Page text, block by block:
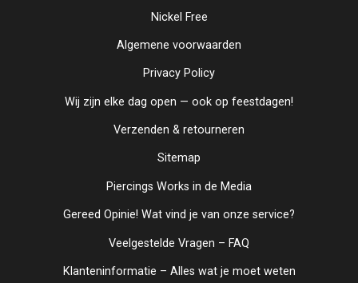
Nickel Free
Algemene voorwaarden
Privacy Policy
Wij zijn elke dag open — ook op feestdagen!
Verzenden & retourneren
Sitemap
Piercings Works in de Media
Gereed Opinie! Wat vind je van onze service?
Veelgestelde Vragen – FAQ
Klanteninformatie – Alles wat je moet weten